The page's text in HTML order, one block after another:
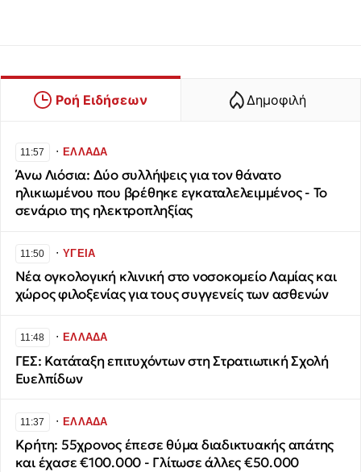
Ροή Ειδήσεων Δημοφιλή
11:57 ∙ΕΛΛΑΔΑ
Άνω Λιόσια: Δύο συλλήψεις για τον θάνατο
ηλικιωμένου που βρέθηκε εγκαταλελειμμένος - Το
σενάριο της ηλεκτροπληξίας
11:50 ∙ΥΓΕΙΑ
Νέα ογκολογική κλινική στο νοσοκομείο Λαμίας και
χώρος φιλοξενίας για τους συγγενείς των ασθενών
11:48 ∙ΕΛΛΑΔΑ
ΓΕΣ: Κατάταξη επιτυχόντων στη Στρατιωτική Σχολή
Ευελπίδων
11:37 ∙ΕΛΛΑΔΑ
Κρήτη: 55χρονος έπεσε θύμα διαδικτυακής απάτης
και έχασε €100.000 - Γλίτωσε άλλες €50.000